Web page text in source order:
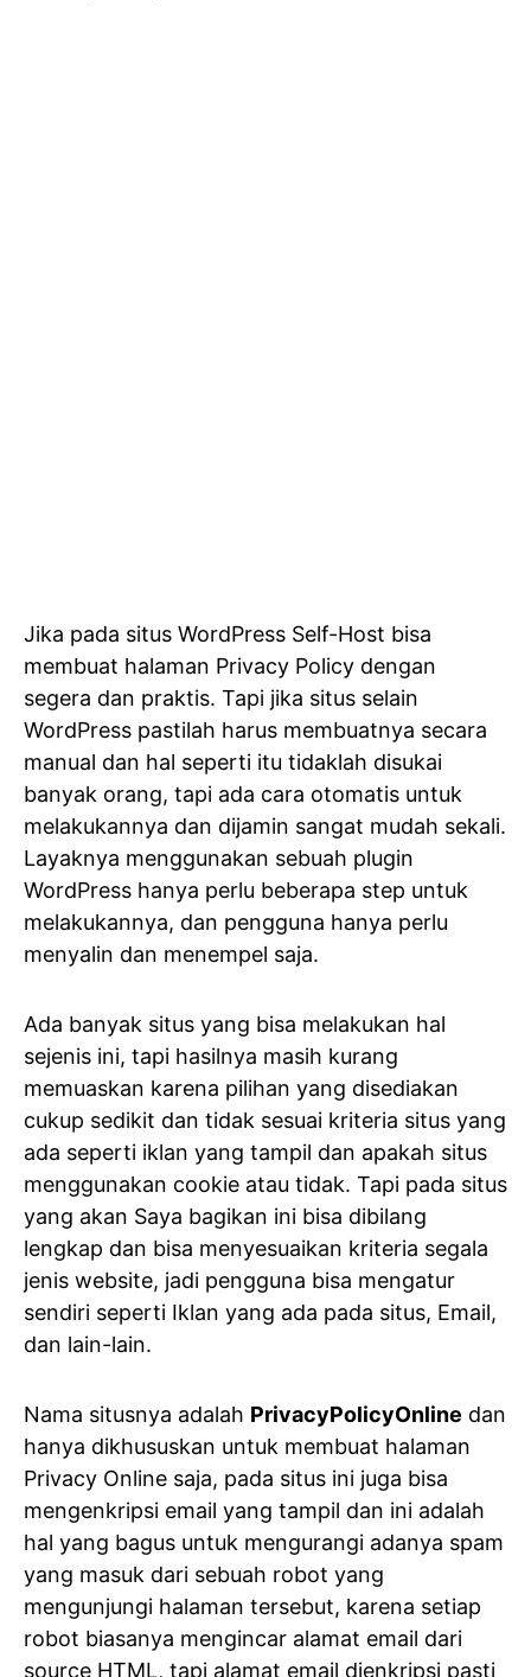
Jika pada situs WordPress Self-Host bisa
membuat halaman Privacy Policy dengan
segera dan praktis. Tapi jika situs selain
WordPress pastilah harus membuatnya secara
manual dan hal seperti itu tidaklah disukai
banyak orang, tapi ada cara otomatis untuk
melakukannya dan dijamin sangat mudah sekali.
Layaknya menggunakan sebuah plugin
WordPress hanya perlu beberapa step untuk
melakukannya, dan pengguna hanya perlu
menyalin dan menempel saja.
Ada banyak situs yang bisa melakukan hal
sejenis ini, tapi hasilnya masih kurang
memuaskan karena pilihan yang disediakan
cukup sedikit dan tidak sesuai kriteria situs yang
ada seperti iklan yang tampil dan apakah situs
menggunakan cookie atau tidak. Tapi pada situs
yang akan Saya bagikan ini bisa dibilang
lengkap dan bisa menyesuaikan kriteria segala
jenis website, jadi pengguna bisa mengatur
sendiri seperti Iklan yang ada pada situs, Email,
dan lain-lain.
Nama situsnya adalah PrivacyPolicyOnline dan
hanya dikhususkan untuk membuat halaman
Privacy Online saja, pada situs ini juga bisa
mengenkripsi email yang tampil dan ini adalah
hal yang bagus untuk mengurangi adanya spam
yang masuk dari sebuah robot yang
mengunjungi halaman tersebut, karena setiap
robot biasanya mengincar alamat email dari
source HTML, tapi alamat email dienkripsi pasti